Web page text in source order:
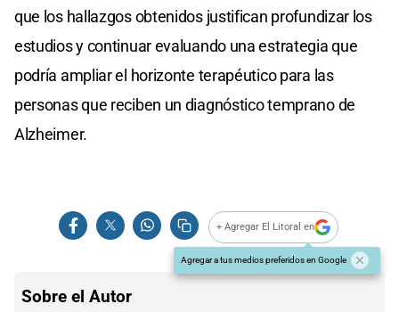
que los hallazgos obtenidos justifican profundizar los
estudios y continuar evaluando una estrategia que
podría ampliar el horizonte terapéutico para las
personas que reciben un diagnóstico temprano de
Alzheimer.
+ Agregar El Litoral en
Agregar a tus medios preferidos en Google
Sobre el Autor